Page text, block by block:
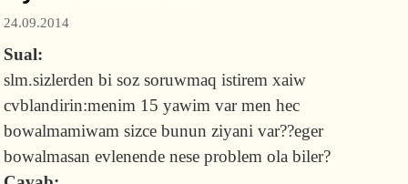
24.09.2014
Sual:
slm.sizlerden bi soz soruwmaq istirem xaiw
cvblandirin:menim 15 yawim var men hec
bowalmamiwam sizce bunun ziyani var??eger
bowalmasan evlenende nese problem ola biler?